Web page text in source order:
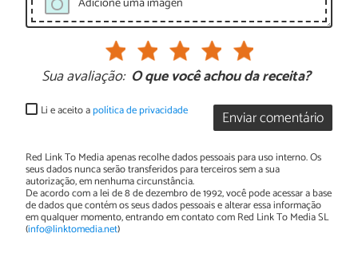
Sua avaliação: O que você achou da receita?
Enviar comentário
Li e aceito apolítica de privacidade
Red Link To Media apenas recolhe dados pessoais para uso interno. Os
seus dados nunca serão transferidos para terceiros sem a sua
autorização, em nenhuma circunstância.
De acordo com a lei de 8 de dezembro de 1992, você pode acessar a base
de dados que contém os seus dados pessoais e alterar essa informação
em qualquer momento, entrando em contato com Red Link To Media SL
(info@linktomedia.net)